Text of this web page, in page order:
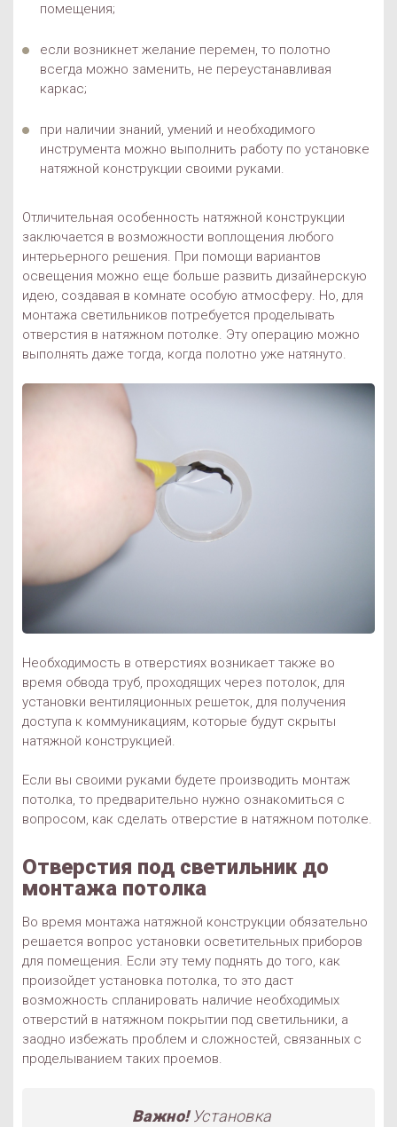
помещения;
если возникнет желание перемен, то полотно
всегда можно заменить, не переустанавливая
каркас;
при наличии знаний, умений и необходимого
инструмента можно выполнить работу по установке
натяжной конструкции своими руками.
Отличительная особенность натяжной конструкции
заключается в возможности воплощения любого
интерьерного решения. При помощи вариантов
освещения можно еще больше развить дизайнерскую
идею, создавая в комнате особую атмосферу. Но, для
монтажа светильников потребуется проделывать
отверстия в натяжном потолке. Эту операцию можно
выполнять даже тогда, когда полотно уже натянуто.
Необходимость в отверстиях возникает также во
время обвода труб, проходящих через потолок, для
установки вентиляционных решеток, для получения
доступа к коммуникациям, которые будут скрыты
натяжной конструкцией.
Если вы своими руками будете производить монтаж
потолка, то предварительно нужно ознакомиться с
вопросом, как сделать отверстие в натяжном потолке.
Отверстия под светильник до
монтажа потолка
Во время монтажа натяжной конструкции обязательно
решается вопрос установки осветительных приборов
для помещения. Если эту тему поднять до того, как
произойдет установка потолка, то это даст
возможность спланировать наличие необходимых
отверстий в натяжном покрытии под светильники, а
заодно избежать проблем и сложностей, связанных с
проделыванием таких проемов.
Важно!Установка